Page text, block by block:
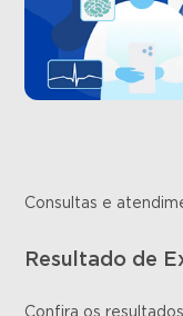
Consultas e
Resultado de
Confira os